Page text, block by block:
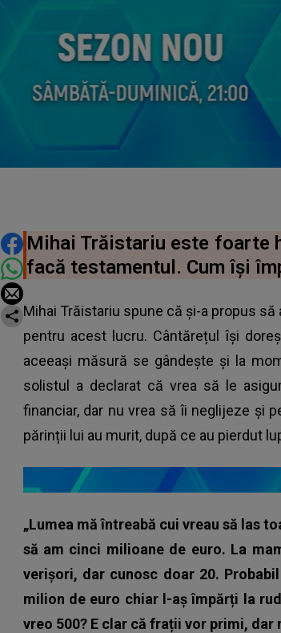
DISTRIBUIE ARTICOLUL
Mihai Trăistariu este foarte
facă testamentul. Cum își
Mihai Trăistariu spune că și-a propus
pentru acest lucru. Cântărețul își
aceeași măsură se gândește și la
solistul a declarat că vrea să le
financiar, dar nu vrea să îi neglijeze și
părinții lui au murit, după ce au pierdut
„Lumea mă întreabă cui vreau să las
să am cinci milioane de euro. La
verișori, dar cunosc doar 20.
milion de euro chiar l-aș împărți la
vreo 500? E clar că frații vor primi,